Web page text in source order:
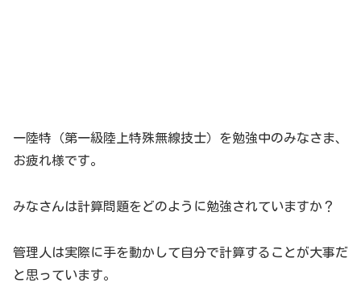
一陸特（第一級陸上特殊無線技士）を勉強中のみなさま、
お疲れ様です。
みなさんは計算問題をどのように勉強されていますか？
管理人は実際に手を動かして自分で計算することが大事だ
と思っています。